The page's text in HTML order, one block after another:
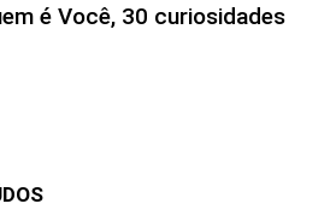
é Você, 30 curiosidades